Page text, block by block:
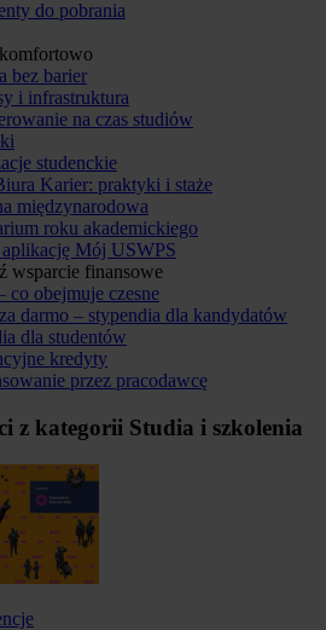
do pobrania
bez barier
i infrastruktura
na czas studiów
studenckie
Karier: praktyki i staże
międzynarodowa
roku akademickiego
aplikację Mój USWPS
wsparcie finansowe
co obejmuje czesne
darmo – stypendia dla kandydatów
dla studentów
kredyty
przez pracodawcę
z kategorii Studia i szkolenia